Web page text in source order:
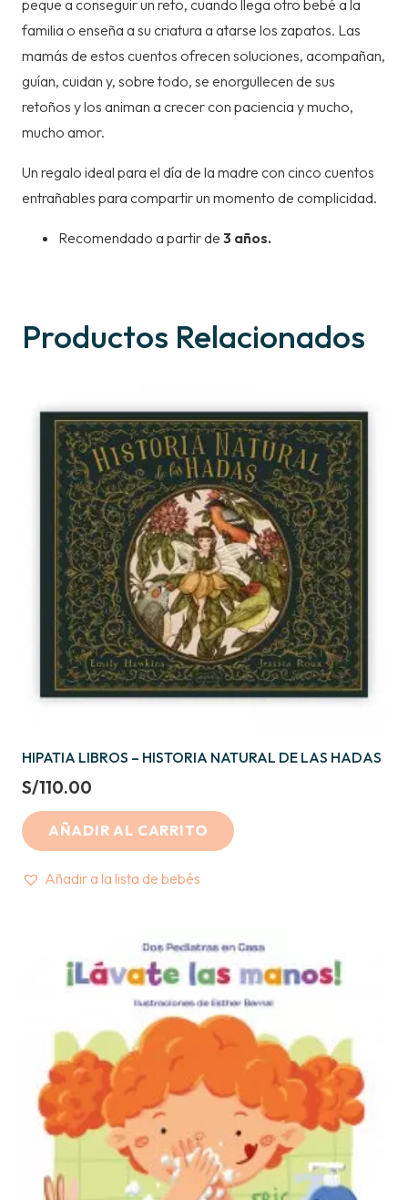
peque a conseguir un reto, cuando llega otro bebé a la
familia o enseña a su criatura a atarse los zapatos. Las
mamás de estos cuentos ofrecen soluciones, acompañan,
guían, cuidan y, sobre todo, se enorgullecen de sus
retoños y los animan a crecer con paciencia y mucho,
mucho amor.
Un regalo ideal para el día de la madre con cinco cuentos
entrañables para compartir un momento de complicidad.
Recomendado a partir de 3 años.
Productos Relacionados
HIPATIA LIBROS – HISTORIA NATURAL DE LAS HADAS
S/110.00
AÑADIR AL CARRITO
Añadir a la lista de bebés